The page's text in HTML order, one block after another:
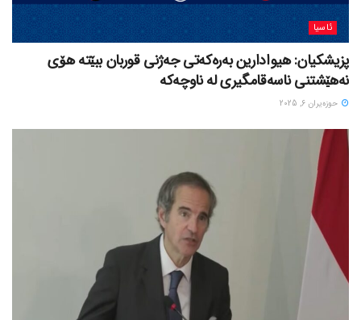
ئاسیا
پزیشکیان: هیوادارین بەرەکەتی جەژنی قوربان ببێتە هۆی
نەهێشتنی ناسەقامگیری لە ناوچەکە
حوزه‌یران 6, 2025